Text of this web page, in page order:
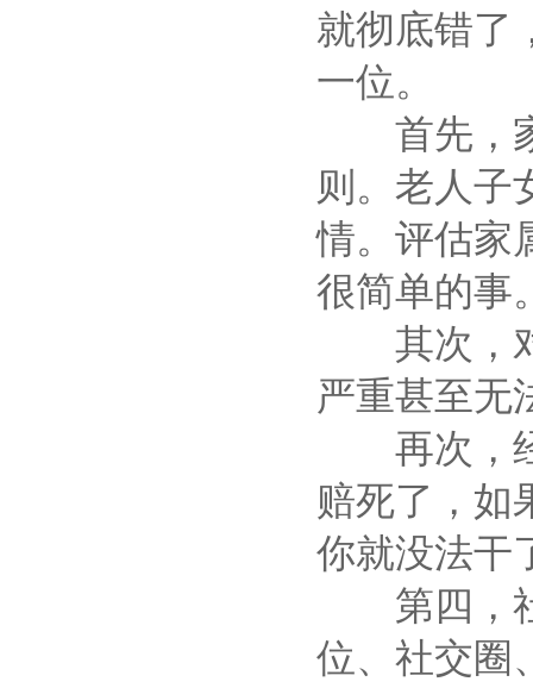
就彻底错了
一位。
首先，家
则。老人子
情。评估家
很简单的事
其次，对
严重甚至无
再次，经
赔死了，如
你就没法干
第四，社
位、社交圈